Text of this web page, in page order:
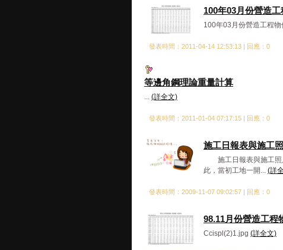
100年03月份營造
100年03月份營造工程
發表時間：2011-04-14 12:53:13 | 回應：0
等邊角鋼理論重量計算
... (詳全文)
發表時間：2011-01-04 07:17:15 | 回應：0
施工日報表與施工
施工日報表與施工照
此，當初工地一開... (詳
發表時間：2009-11-07 09:02:57 | 回應：0
98.11月份營造工程
Ccispl(2)1.jpg (詳全文)